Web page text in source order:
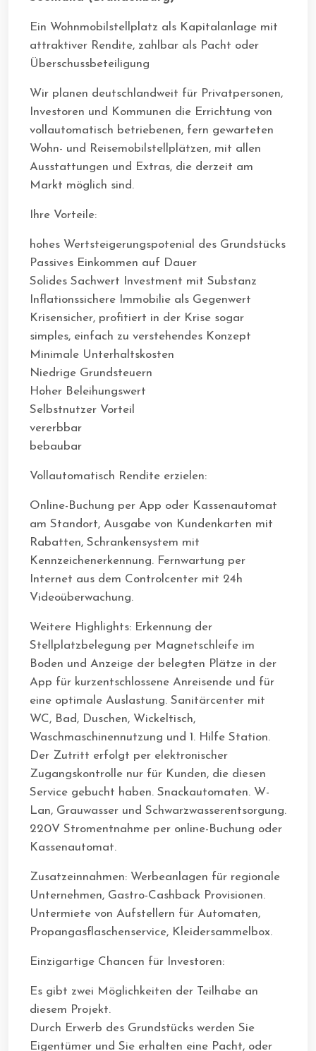
Ein Wohnmobilstellplatz als Kapitalanlage mit
attraktiver Rendite, zahlbar als Pacht oder
Überschussbeteiligung
Wir planen deutschlandweit für Privatpersonen,
Investoren und Kommunen die Errichtung von
vollautomatisch betriebenen, fern gewarteten
Wohn- und Reisemobilstellplätzen, mit allen
Ausstattungen und Extras, die derzeit am
Markt möglich sind.
Ihre Vorteile:
hohes Wertsteigerungspotenial des Grundstücks
Passives Einkommen auf Dauer
Solides Sachwert Investment mit Substanz
Inflationssichere Immobilie als Gegenwert
Krisensicher, profitiert in der Krise sogar
simples, einfach zu verstehendes Konzept
Minimale Unterhaltskosten
Niedrige Grundsteuern
Hoher Beleihungswert
Selbstnutzer Vorteil
vererbbar
bebaubar
Vollautomatisch Rendite erzielen:
Online-Buchung per App oder Kassenautomat
am Standort, Ausgabe von Kundenkarten mit
Rabatten, Schrankensystem mit
Kennzeichenerkennung. Fernwartung per
Internet aus dem Controlcenter mit 24h
Videoüberwachung.
Weitere Highlights: Erkennung der
Stellplatzbelegung per Magnetschleife im
Boden und Anzeige der belegten Plätze in der
App für kurzentschlossene Anreisende und für
eine optimale Auslastung. Sanitärcenter mit
WC, Bad, Duschen, Wickeltisch,
Waschmaschinennutzung und 1. Hilfe Station.
Der Zutritt erfolgt per elektronischer
Zugangskontrolle nur für Kunden, die diesen
Service gebucht haben. Snackautomaten. W-
Lan, Grauwasser und Schwarzwasserentsorgung.
220V Stromentnahme per online-Buchung oder
Kassenautomat.
Zusatzeinnahmen: Werbeanlagen für regionale
Unternehmen, Gastro-Cashback Provisionen.
Untermiete von Aufstellern für Automaten,
Propangasflaschenservice, Kleidersammelbox.
Einzigartige Chancen für Investoren:
Es gibt zwei Möglichkeiten der Teilhabe an
diesem Projekt.
Durch Erwerb des Grundstücks werden Sie
Eigentümer und Sie erhalten eine Pacht, oder